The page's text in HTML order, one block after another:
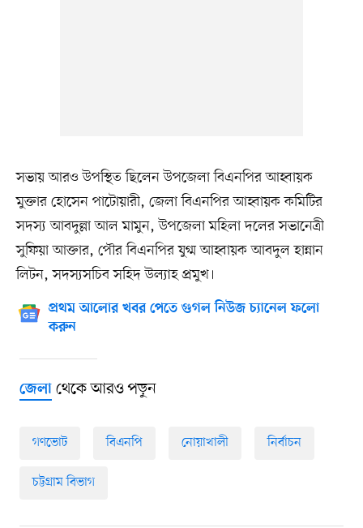
সভায় আরও উপস্থিত ছিলেন উপজেলা বিএনপির আহ্বায়ক
মুক্তার হোসেন পাটোয়ারী, জেলা বিএনপির আহ্বায়ক কমিটির
সদস্য আবদুল্লা আল মামুন, উপজেলা মহিলা দলের সভানেত্রী
সুফিয়া আক্তার, পৌর বিএনপির যুগ্ম আহ্বায়ক আবদুল হান্নান
লিটন, সদস্যসচিব সহিদ উল্যাহ প্রমুখ।
প্রথম আলোর খবর পেতে গুগল নিউজ চ্যানেল ফলো
করুন
জেলাথেকে আরও পড়ুন
গণভোট বিএনপি নোয়াখালী নির্বাচন
চট্টগ্রাম বিভাগ